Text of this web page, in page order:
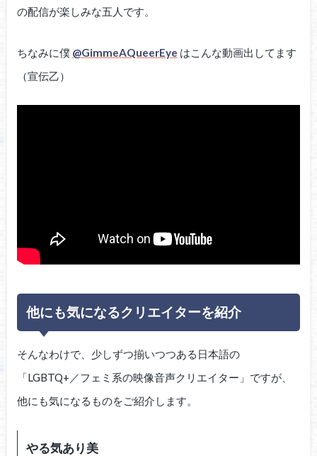
の配信が楽しみな五人です。
ちなみに僕 @GimmeAQueerEye はこんな動画出してます
（宣伝乙）
他にも気になるクリエイターを紹介
そんなわけで、少しずつ揃いつつある日本語の
「LGBTQ+／フェミ系の映像音声クリエイター」ですが、
他にも気になるものをご紹介します。
やる気あり美